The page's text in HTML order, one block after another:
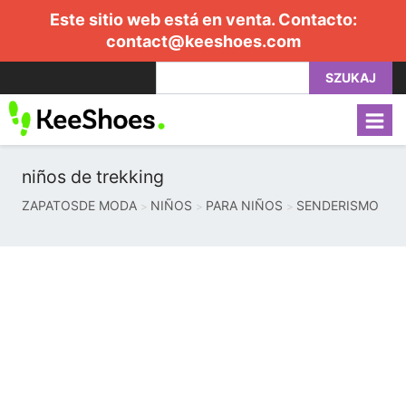
Este sitio web está en venta. Contacto:
contact@keeshoes.com
SZUKAJ
niños de trekking
ZAPATOSDE MODA NIÑOS PARA NIÑOS SENDERISMO